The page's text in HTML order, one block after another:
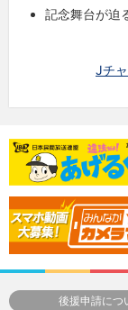
記念舞台が迫
Jチ
後援申請につ